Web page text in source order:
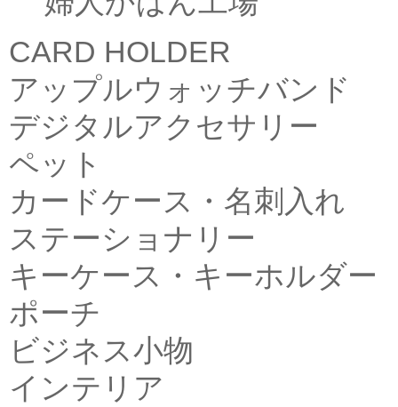
CARD HOLDER
アップルウォッチバンド
デジタルアクセサリー
ペット
カードケース・名刺入れ
ステーショナリー
キーケース・キーホルダー
ポーチ
ビジネス小物
インテリア